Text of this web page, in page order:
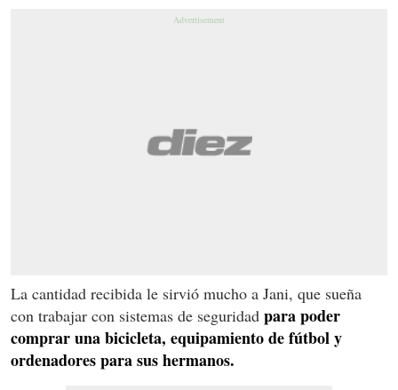
La cantidad recibida le sirvió mucho a Jani, que sueña
con trabajar con sistemas de seguridad para poder
comprar una bicicleta, equipamiento de fútbol y
ordenadores para sus hermanos.